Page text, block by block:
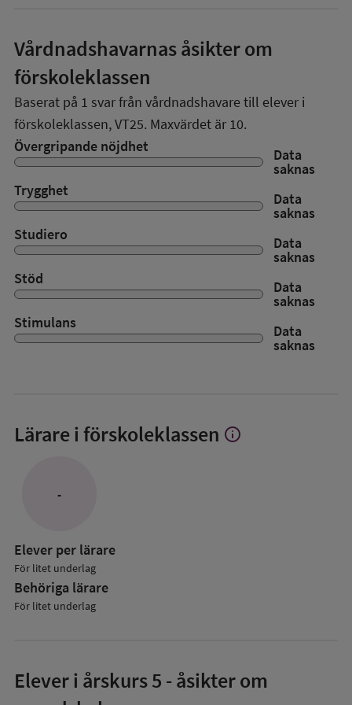
Vårdnadshavarnas åsikter om
förskoleklassen
Baserat på 1 svar från vårdnadshavare till elever i
förskoleklassen,VT25. Maxvärdet är 10.
Övergripande nöjdhet
Data
saknas
Trygghet
Data
saknas
Studiero
Data
saknas
Stöd
Data
saknas
Stimulans
Data
saknas
Lärare i förskoleklassen Visa
info
-
Elever per lärare
För litet underlag
Behöriga lärare
För litet underlag
Elever i årskurs 5 - åsikter om